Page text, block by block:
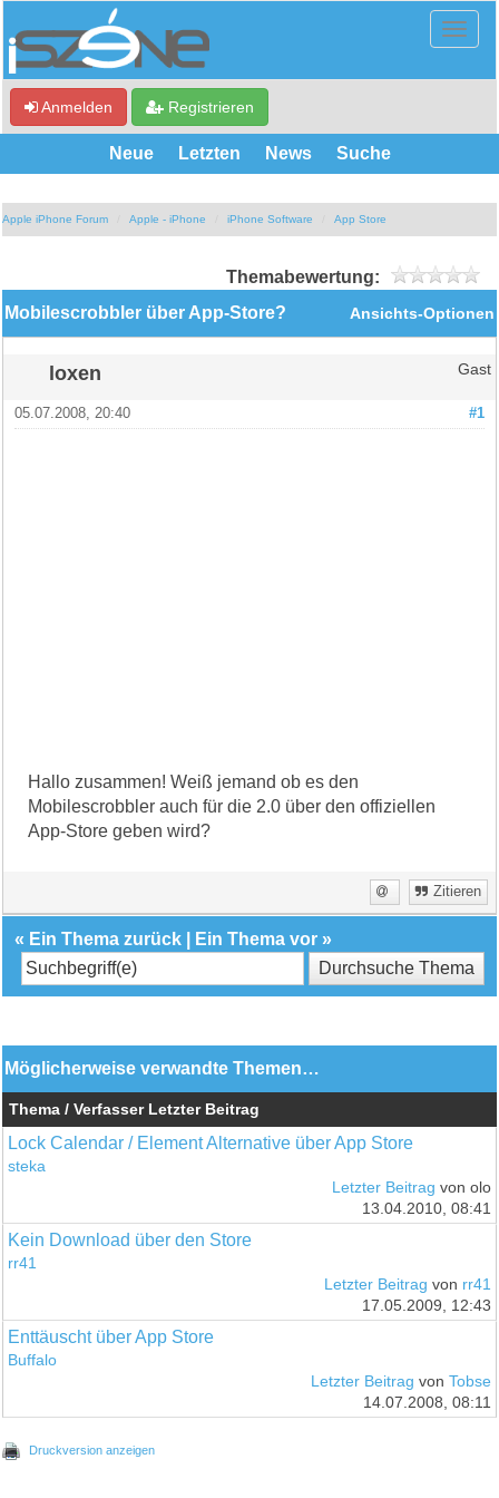
Anmelden Registrieren
Neue Letzten News Suche
Apple iPhone Forum Apple - iPhone iPhone Software App Store
Themabewertung:
Ansichts-Optionen
Mobilescrobbler über App-Store?
loxen Gast
#1
05.07.2008, 20:40
Hallo zusammen! Weiß jemand ob es den
Mobilescrobbler auch für die 2.0 über den offiziellen
App-Store geben wird?
Zitieren
« Ein Thema zurück Ein Thema vor »
Möglicherweise verwandte Themen…
Thema / Verfasser Letzter Beitrag
Lock Calendar / Element Alternative über App Store
steka
Letzter Beitrag von olo
13.04.2010, 08:41
Kein Download über den Store
rr41
Letzter Beitrag von rr41
17.05.2009, 12:43
Enttäuscht über App Store
Buffalo
Letzter Beitrag von Tobse
14.07.2008, 08:11
Druckversion anzeigen